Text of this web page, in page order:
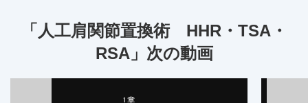
「人工肩関節置換術 HHR・TSA・
RSA」次の動画